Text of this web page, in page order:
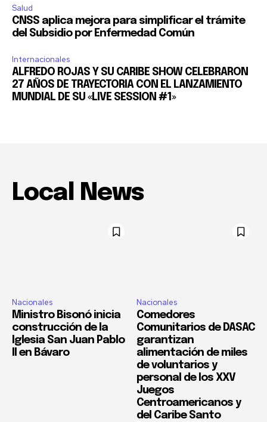
Salud
CNSS aplica mejora para simplificar el trámite
del Subsidio por Enfermedad Común
Internacionales
ALFREDO ROJAS Y SU CARIBE SHOW CELEBRARON
27 AÑOS DE TRAYECTORIA CON EL LANZAMIENTO
MUNDIAL DE SU «LIVE SESSION #1»
Local News
Nacionales
Ministro Bisonó inicia
construcción de la
Iglesia San Juan Pablo
II en Bávaro
Nacionales
Comedores
Comunitarios de DASAC
garantizan
alimentación de miles
de voluntarios y
personal de los XXV
Juegos
Centroamericanos y
del Caribe Santo